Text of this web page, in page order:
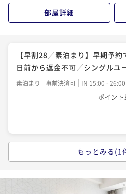
部屋詳細
【早割28／素泊まり】早期予
日前から返金不可／シングルユ
素泊まり 事前決済可
IN 15:00 -
ポイン
【早割28／朝食付き】早期予
IN 15:00 -
もっとみる(1